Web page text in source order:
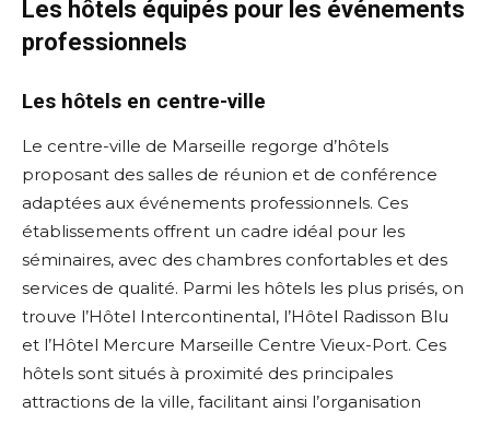
Les hôtels équipés pour les événements
professionnels
Les hôtels en centre-ville
Le centre-ville de Marseille regorge d’hôtels
proposant des salles de réunion et de conférence
adaptées aux événements professionnels. Ces
établissements offrent un cadre idéal pour les
séminaires, avec des chambres confortables et des
services de qualité. Parmi les hôtels les plus prisés, on
trouve l’Hôtel Intercontinental, l’Hôtel Radisson Blu
et l’Hôtel Mercure Marseille Centre Vieux-Port. Ces
hôtels sont situés à proximité des principales
attractions de la ville, facilitant ainsi l’organisation